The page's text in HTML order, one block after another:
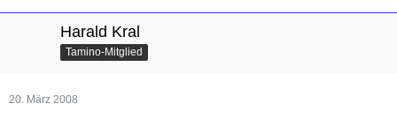
Harald Kral
Tamino-Mitglied
20. März 2008